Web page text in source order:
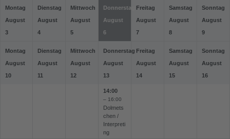
Montag
August
3
Dienstag
August
4
Mittwoch
August
5
Donnerstag
August
6
Freitag
August
7
Samstag
August
8
Sonntag
August
9
Montag
August
10
Dienstag
August
11
Mittwoch
August
12
Donnerstag
August
13
14:00
– 16:00
Dolmets
chen /
Interpreti
ng
Freitag
August
14
Samstag
August
15
Sonntag
August
16